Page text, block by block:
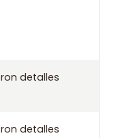
detalles
detalles